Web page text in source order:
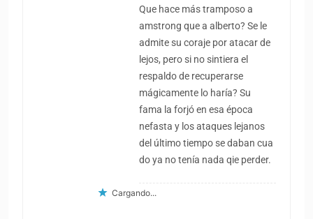
Que hace más tramposo a
amstrong que a alberto? Se le
admite su coraje por atacar de
lejos, pero si no sintiera el
respaldo de recuperarse
mágicamente lo haría? Su
fama la forjó en esa época
nefasta y los ataques lejanos
del último tiempo se daban cua
do ya no tenía nada qie perder.
Cargando...